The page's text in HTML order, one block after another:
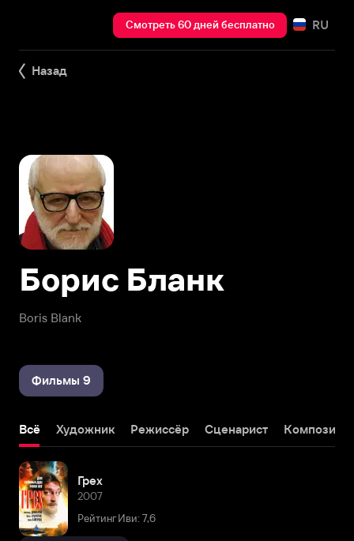
Смотреть 60 дней бесплатно RU
Назад
Boris Blank
Борис Бланк
Фильмы 9
Всё Художник Режиссёр Сценарист
Грех
2007
Рейтинг Иви: 7,6